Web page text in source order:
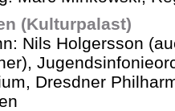
(Kulturpalast)
Nils Holgersson
Dresdner